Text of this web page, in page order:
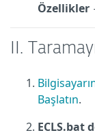
Özellikler
II.
Başlatın.
ECLS.bat